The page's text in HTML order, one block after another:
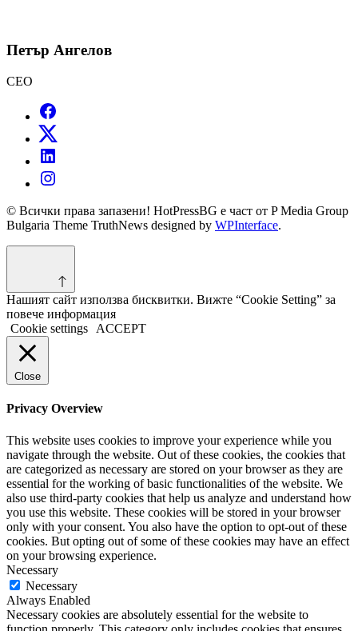
Петър Ангелов
CEO
© Всички права запазени! HotPressBG е част от P Media Group
Bulgaria Theme TruthNews designed by WPInterface.
Нашият сайт използва бисквитки. Вижте “Cookie Setting” за
повече информация
Cookie settings
ACCEPT
Close
Privacy Overview
This website uses cookies to improve your experience while you
navigate through the website. Out of these cookies, the cookies that
are categorized as necessary are stored on your browser as they are
essential for the working of basic functionalities of the website. We
also use third-party cookies that help us analyze and understand how
you use this website. These cookies will be stored in your browser
only with your consent. You also have the option to opt-out of these
cookies. But opting out of some of these cookies may have an effect
on your browsing experience.
Necessary
Necessary
Always Enabled
Necessary cookies are absolutely essential for the website to